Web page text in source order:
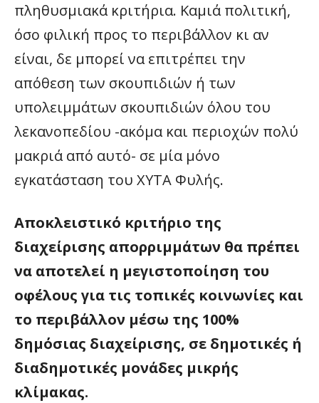
πληθυσμιακά κριτήρια. Καμιά πολιτική,
όσο φιλική προς το περιβάλλον κι αν
είναι, δε μπορεί να επιτρέπει την
απόθεση των σκουπιδιών ή των
υπολειμμάτων σκουπιδιών όλου του
λεκανοπεδίου -ακόμα και περιοχών πολύ
μακριά από αυτό- σε μία μόνο
εγκατάσταση του ΧΥΤΑ Φυλής.
Αποκλειστικό κριτήριο της
διαχείρισης απορριμμάτων θα πρέπει
να αποτελεί η μεγιστοποίηση του
οφέλους για τις τοπικές κοινωνίες και
το περιβάλλον μέσω της 100%
δημόσιας διαχείρισης, σε δημοτικές ή
διαδημοτικές μονάδες μικρής
κλίμακας.